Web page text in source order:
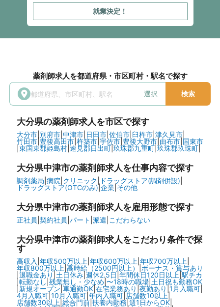
就業決定！
薬剤師求人を都道府県・市区町村・駅名で探す
選択 検索
大分県の薬剤師求人を市区で探す
大分市| 別府市| 中津市| 日田市| 佐伯市| 臼杵市| 津久見市|
竹田市|豊後高田市| 杵築市| 宇佐市| 豊後大野市| 由布市| 国東市
東国東郡姫島村| 速見郡日出町| 玖珠郡九重町| 玖珠郡玖珠町|
大分県中津市の薬剤師求人を仕事内容で探す
調剤薬局 病院 クリニック ドラッグストア(調剤併設)
ドラッグストア(OTCのみ)| 企業| その他
大分県中津市の薬剤師求人を雇用形態で探す
正社員 契約社員 パート 派遣 こだわらない
大分県中津市の薬剤師求人をこだわり条件で探
す
高収入 年収500万以上 年収600万以上 年収700万以上
年収800万以上 高時給（2500円以上）| ボーナス・賞与あり
退職金あり 土日休み| 週休2.5日 年間休日120日以上 駅チカ
|転勤なし 残業無し・少なめ 〜18時の職場| 土日祝も勤務OK
|新規オープン 車通勤OK|在宅業務あり 夜勤あり 1月入職可|
4月入職可| 10月入職可| 年内入職可| 店舗数10以上|
店舗数30以上 総合門前| 扶養内勤務 週1日からOK|